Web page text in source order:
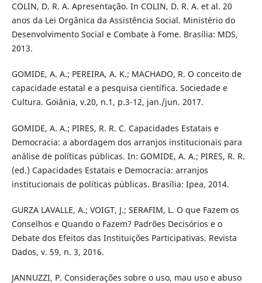
COLIN, D. R. A. Apresentação. In COLIN, D. R. A. et al. 20
anos da Lei Orgânica da Assistência Social. Ministério do
Desenvolvimento Social e Combate à Fome. Brasília: MDS,
2013.
GOMIDE, A. A.; PEREIRA, A. K.; MACHADO, R. O conceito de
capacidade estatal e a pesquisa científica. Sociedade e
Cultura. Goiânia, v.20, n.1, p.3-12, jan./jun. 2017.
GOMIDE, A. A.; PIRES, R. R. C. Capacidades Estatais e
Democracia: a abordagem dos arranjos institucionais para
análise de políticas públicas. In: GOMIDE, A. A.; PIRES, R. R.
(ed.) Capacidades Estatais e Democracia: arranjos
institucionais de políticas públicas. Brasília: Ipea, 2014.
GURZA LAVALLE, A.; VOIGT, J.; SERAFIM, L. O que Fazem os
Conselhos e Quando o Fazem? Padrões Decisórios e o
Debate dos Efeitos das Instituições Participativas. Revista
Dados, v. 59, n. 3, 2016.
JANNUZZI, P. Considerações sobre o uso, mau uso e abuso